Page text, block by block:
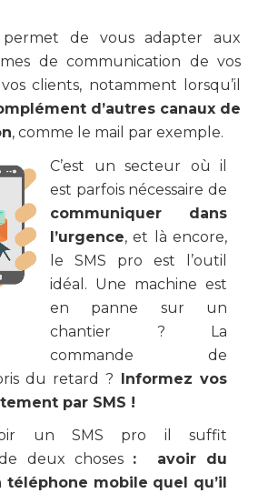
permet de vous adapter aux
de communication de vos
clients, notamment lorsqu’il
d’autres canaux de
, comme le mail par exemple.
C’est un secteur où il
est parfois nécessaire de
communiquer dans
l’urgence, et là encore,
le SMS pro est l’outil
idéal. Une machine est
en panne sur un
chantier ? La
commande de
du retard ? Informez vos
par SMS !
un SMS pro il suffit
deux choses : avoir du
téléphone mobile quel qu’il